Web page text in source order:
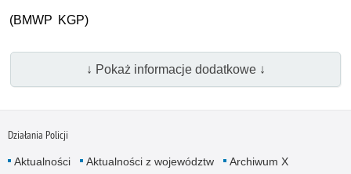
(BMWP KGP)
↓ Pokaż informacje dodatkowe ↓
Działania Policji
Aktualności Aktualności z województw
Archiwum X